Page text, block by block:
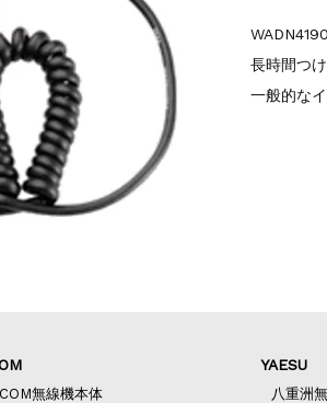
長時間つ
一般的な
無線機本体
YAESU
八重洲